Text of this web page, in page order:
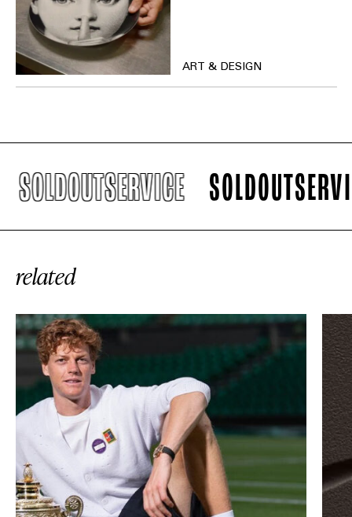
ART & DESIGN
SOLDOUTSERVICE
related